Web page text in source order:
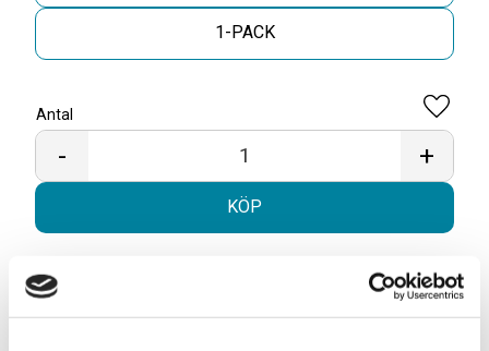
1-PACK
Antal
+
-
KÖP
Lägg
Beställningar innan 12.00 skickas samma dag
Leverans 1-3 arbetsdagar